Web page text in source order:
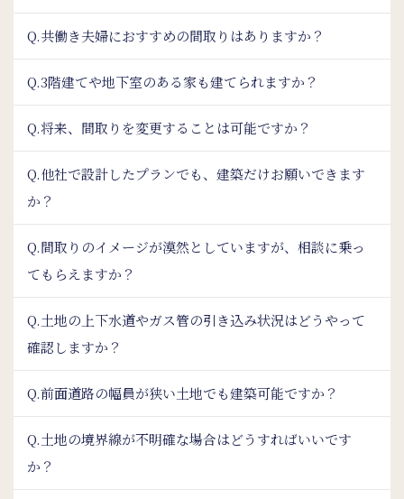
Q.共働き夫婦におすすめの間取りはありますか？
Q.3階建てや地下室のある家も建てられますか？
Q.将来、間取りを変更することは可能ですか？
Q.他社で設計したプランでも、建築だけお願いできます
か？
Q.間取りのイメージが漠然としていますが、相談に乗っ
てもらえますか？
Q.土地の上下水道やガス管の引き込み状況はどうやって
確認しますか？
Q.前面道路の幅員が狭い土地でも建築可能ですか？
Q.土地の境界線が不明確な場合はどうすればいいです
か？